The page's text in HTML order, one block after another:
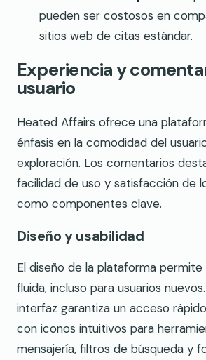
pueden ser costosos en
sitios web de citas estándar.
Experiencia y
usuario
Heated Affairs ofrece una
énfasis en la comodidad del
exploración. Los comentarios
facilidad de uso y satisfacción de
como componentes clave.
Diseño y usabilidad
El diseño de la plataforma permite
fluida, incluso para usuarios
interfaz garantiza un acceso
con iconos intuitivos para
mensajería, filtros de búsqueda y